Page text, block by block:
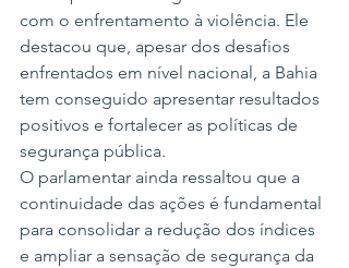
com o enfrentamento à violência. Ele
destacou que, apesar dos desafios
enfrentados em nível nacional, a Bahia
tem conseguido apresentar resultados
positivos e fortalecer as políticas de
segurança pública.
O parlamentar ainda ressaltou que a
continuidade das ações é fundamental
para consolidar a redução dos índices
e ampliar a sensação de segurança da